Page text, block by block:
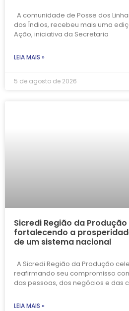
A comunidade de Posse dos
dos Índios, recebeu mais uma
Ação, iniciativa da Secretaria
LEIA MAIS »
5 de agosto de 2026
Sicredi Região da
fortalecendo a
de um sistema nacional
A Sicredi Região da Produção
reafirmando seu compromisso
das pessoas, dos negócios e das
LEIA MAIS »